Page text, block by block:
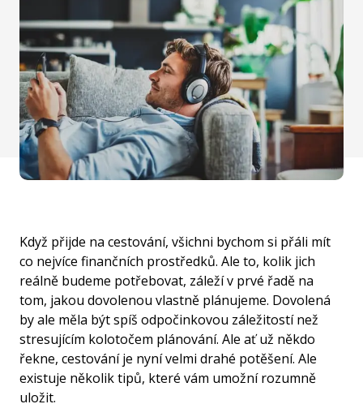
Když přijde na cestování, všichni bychom si přáli mít
co nejvíce finančních prostředků. Ale to, kolik jich
reálně budeme potřebovat, záleží v prvé řadě na
tom, jakou dovolenou vlastně plánujeme. Dovolená
by ale měla být spíš odpočinkovou záležitostí než
stresujícím kolotočem plánování. Ale ať už někdo
řekne, cestování je nyní velmi drahé potěšení. Ale
existuje několik tipů, které vám umožní rozumně
uložit.